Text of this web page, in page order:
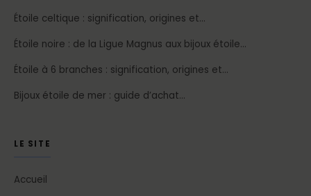
Étoile celtique : signification, origines et…
Étoile noire : de la Ligue Magnus aux bijoux étoile…
Étoile à 6 branches : signification, origines et…
Bijoux étoile de mer : guide d’achat…
LE SITE
Accueil